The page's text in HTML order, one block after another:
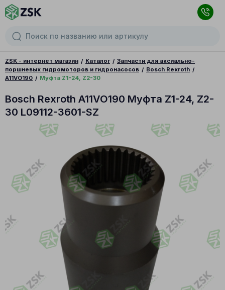
ZSK - интернет магазин Каталог
Запчасти для аксиально-
поршневых гидромоторов и гидронасосов
Bosch Rexroth
A11VO190
Муфта Z1-24, Z2-30
Bosch Rexroth A11VO190 Муфта Z1-24, Z2-
30 L09112-3601-SZ